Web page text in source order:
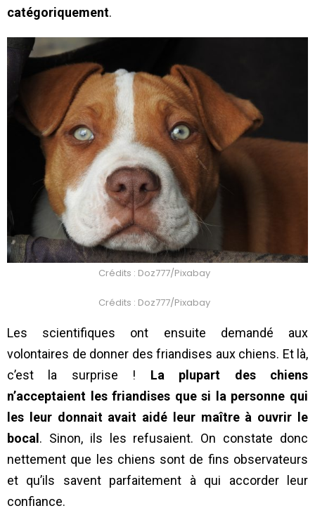
catégoriquement.
Crédits : Doz777/Pixabay
Crédits : Doz777/Pixabay
Les scientifiques ont ensuite demandé aux
volontaires de donner des friandises aux chiens. Et là,
c’est la surprise ! La plupart des chiens
n’acceptaient les friandises que si la personne qui
les leur donnait avait aidé leur maître à ouvrir le
bocal . Sinon, ils les refusaient. On constate donc
nettement que les chiens sont de fins observateurs
et qu’ils savent parfaitement à qui accorder leur
confiance.